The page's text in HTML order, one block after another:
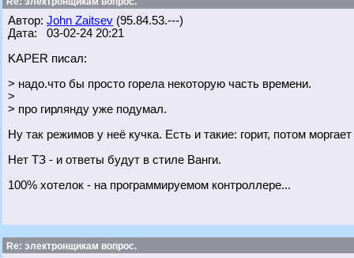
Автор: John Zaitsev (95.84.53.---)
Дата: 03-02-24 20:21
KAPER писал:
> надо.что бы просто горела некоторую часть времени.
>
> про гирлянду уже подумал.
Ну так режимов у неё кучка. Есть и такие: горит, потом
Нет ТЗ - и ответы будут в стиле Ванги.
100% хотелок - на программируемом контроллере...
Re: электронщикам вопрос.